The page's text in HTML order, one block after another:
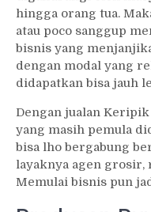
hingga orang tua.
atau poco sanggup
bisnis yang
dengan modal yang
didapatkan bisa jauh
Dengan jualan Keripik
yang masih pemula
bisa lho bergabung
layaknya agen grosir,
Memulai bisnis pun